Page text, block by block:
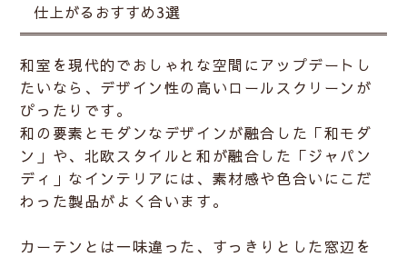
仕上がるおすすめ3選
和室を現代的でおしゃれな空間にアップデートし
たいなら、デザイン性の高いロールスクリーンが
ぴったりです。
和の要素とモダンなデザインが融合した「和モダ
ン」や、北欧スタイルと和が融合した「ジャパン
ディ」なインテリアには、素材感や色合いにこだ
わった製品がよく合います。
カーテンとは一味違った、すっきりとした窓辺を